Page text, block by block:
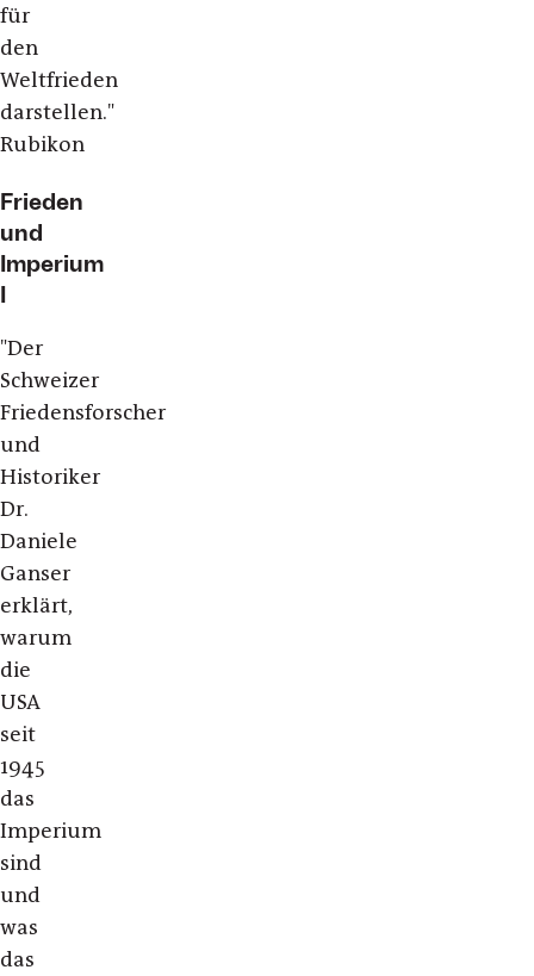
für
den
Weltfrieden
darstellen."
Rubikon
Frieden
und
Imperium
I
"Der
Schweizer
Friedensforscher
und
Historiker
Dr.
Daniele
Ganser
erklärt,
warum
die
USA
seit
1945
das
Imperium
sind
und
was
das